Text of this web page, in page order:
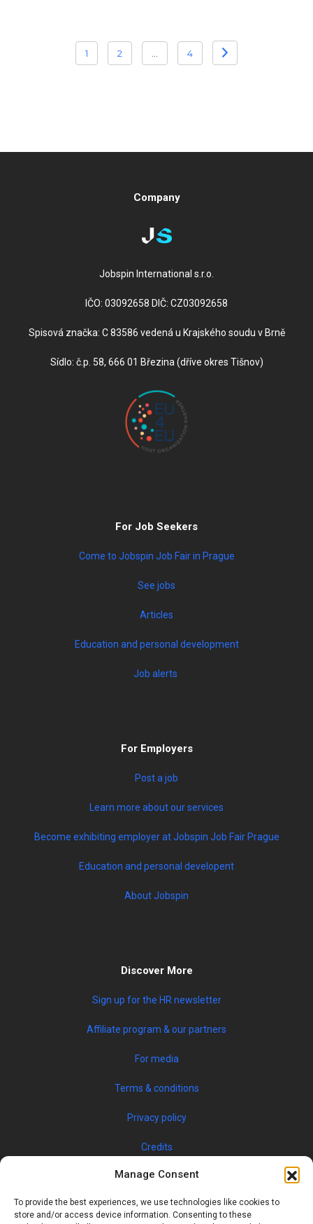
Manage Consent
To provide the best experiences, we use technologies like cookies to
store and/or access device information. Consenting to these
PAGINATION
1 2 … 4
Company
Jobspin International s.r.o.
IČO: 03092658 DIČ: CZ03092658
Spisová značka: C 83586 vedená u Krajského soudu v Brně
Sídlo: č.p. 58, 666 01 Březina (dříve okres Tišnov)
For Job Seekers
Come to Jobspin Job Fair in Prague
See jobs
Articles
Education and personal development
Job alerts
For Employers
Post a job
Learn more about our services
Become exhibiting employer at Jobspin Job Fair Prague
Education and personal developent
About Jobspin
Discover More
Sign up for the HR newsletter
Affiliate program & our partners
For media
Terms & conditions
Privacy policy
Credits